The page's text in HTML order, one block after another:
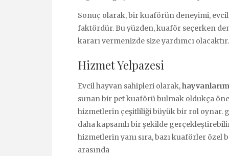
Sonuç olarak, bir kuaförün deneyimi,
faktördür. Bu yüzden, kuaför seçerken
kararı vermenizde size yardımcı olacaktır.
Hizmet Yelpazesi
Evcil hayvan sahipleri olarak,
sunan bir pet kuaförü bulmak oldukça
hizmetlerin çeşitliliği büyük bir rol oynar.
daha kapsamlı bir şekilde
hizmetlerin yanı sıra, bazı kuaförler özel
arasında